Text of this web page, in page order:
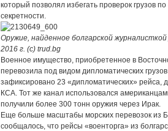
который позволял избегать проверок грузов
секретности.
Оружие, найденное болгарской
2016 г. (c) trud.bg
Военное имущество, приобретенное в
перевозила под видом дипломатических
зафиксировано 23 «дипломатических»
КСА. Тот же канал использовался
получили более 300 тонн оружия через Ирак.
Еще больше масштабы морских перевозок из
сообщалось, что рейсы «военторга» из